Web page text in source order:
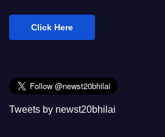
Click Here
Tweets by newst20bhilai